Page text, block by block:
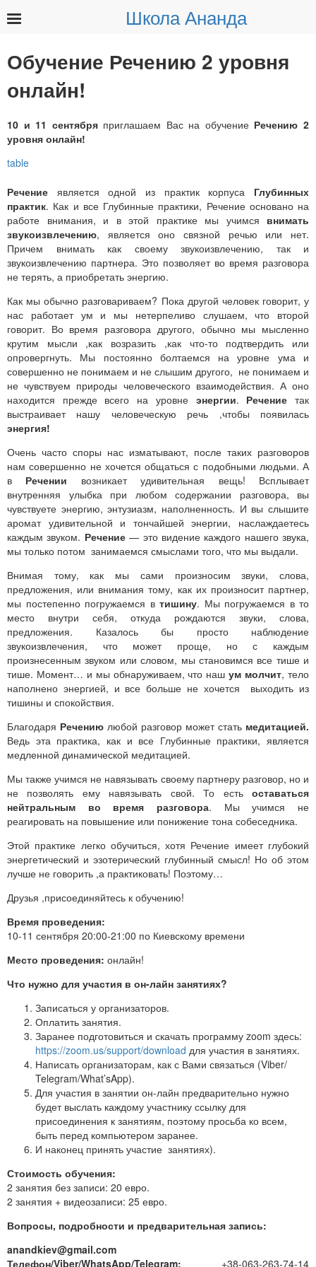
Школа Ананда
Обучение Речению 2 уровня
онлайн!
10 и 11 сентября приглашаем Вас на обучениеРечению 2
уровня онлайн!
Речение является одной из практик корпуса Глубинных
практик. Как и все Глубинные практики, Речение основано на
работе внимания, и в этой практике мы учимся внимать
звукоизвлечению, является оно связной речью или нет.
Причем внимать как своему звукоизвлечению, так и
звукоизвлечению партнера. Это позволяет во время разговора
не терять, а приобретать энергию.
Как мы обычно разговариваем? Пока другой человек говорит, у
нас работает ум и мы нетерпеливо слушаем, что второй
говорит. Во время разговора другого, обычно мы мысленно
крутим мысли ,как возразить ,как что-то подтвердить или
опровергнуть. Мы постоянно болтаемся на уровне ума и
совершенно не понимаем и не слышим другого, не понимаем и
не чувствуем природы человеческого взаимодействия. А оно
находится прежде всего на уровне энергии. Речение так
выстраивает нашу человеческую речь ,чтобы появилась
энергия!
Очень часто споры нас изматывают, после таких разговоров
нам совершенно не хочется общаться с подобными людьми. А
в Речении возникает удивительная вещь! Всплывает
внутренняя улыбка при любом содержании разговора, вы
чувствуете энергию, энтузиазм, наполненность. И вы слышите
аромат удивительной и тончайшей энергии, наслаждаетесь
каждым звуком. Речение— это видение каждого нашего звука,
мы только потом занимаемся смыслами того, что мы выдали.
Внимая тому, как мы сами произносим звуки, слова,
предложения, или внимания тому, как их произносит партнер,
мы постепенно погружаемся в тишину. Мы погружаемся в то
место внутри себя, откуда рождаются звуки, слова,
предложения. Казалось бы просто наблюдение
звукоизвлечения, что может проще, но с каждым
произнесенным звуком или словом, мы становимся все тише и
тише. Момент… и мы обнаруживаем, что нашум молчит, тело
наполнено энергией, и все больше не хочется выходить из
тишины и спокойствия.
Благодаря Речению любой разговор может стать медитацией.
Ведь эта практика, как и все Глубинные практики, является
медленной динамической медитацией.
Мы также учимся не навязывать своему партнеру разговор, но и
не позволять ему навязывать свой. То есть оставаться
нейтральным во время разговора. Мы учимся не
реагировать на повышение или понижение тона собеседника.
Этой практике легко обучиться, хотя Речение имеет глубокий
энергетический и эзотерический глубинный смысл! Но об этом
лучше не говорить ,а практиковать! Поэтому…
Друзья ,присоединяйтесь к обучению!
Время проведения:
10-11 сентября 20:00-21:00 по Киевскому времени
Место проведения: онлайн!
Что нужно для участия в он-лайн занятиях?
Записаться у организаторов.
Оплатить занятия.
Заранее подготовиться и скачать программу zoom здесь:
https://zoom.us/support/download для участия в занятиях.
Написать организаторам, как с Вами связаться (Viber/
Telegram/What’sApp).
Для участия в занятии он-лайн предварительно нужно
будет выслать каждому участнику ссылку для
присоединения к занятиям, поэтому просьба ко всем,
быть перед компьютером заранее.
И наконец принять участие занятиях).
Стоимость обучения:
2 занятия без записи: 20 евро.
2 занятия + видеозаписи: 25 евро.
Вопросы, подробности и предварительная запись:
anandkiev@gmail.com
Телефон/Viber/WhatsApp/Telegram: +38-063-263-74-14